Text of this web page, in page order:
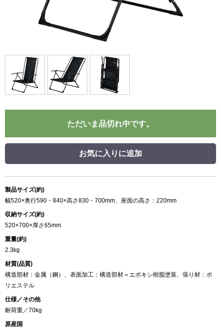
ただいま品切れ中です。
お気に入りに追加
製品サイズ(約)
幅520×奥行590・840×高さ830・700mm、座面の高さ：220mm
収納サイズ(約)
520×700×厚さ65mm
重量(約)
2.3kg
材質(品質)
構造部材：金属（鋼）、表面加工：構造部材＝エポキシ樹脂塗装、張り材：ポ
リエステル
仕様／その他
耐荷重／70kg
原産国